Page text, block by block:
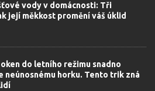
vody v domácnosti: Tři
její měkkost promění váš úklid
do letního režimu snadno
neúnosnému horku. Tento trik zná